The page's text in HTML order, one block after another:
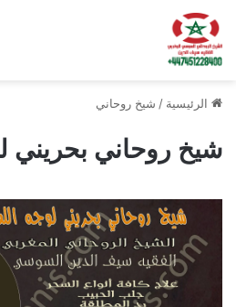
الرئيسية / شيخ روحاني
شيخ روحاني بحريني